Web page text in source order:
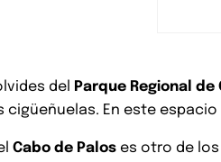
del Parque Regional
cigüeñuelas. En este
Cabo de Palos es otro de